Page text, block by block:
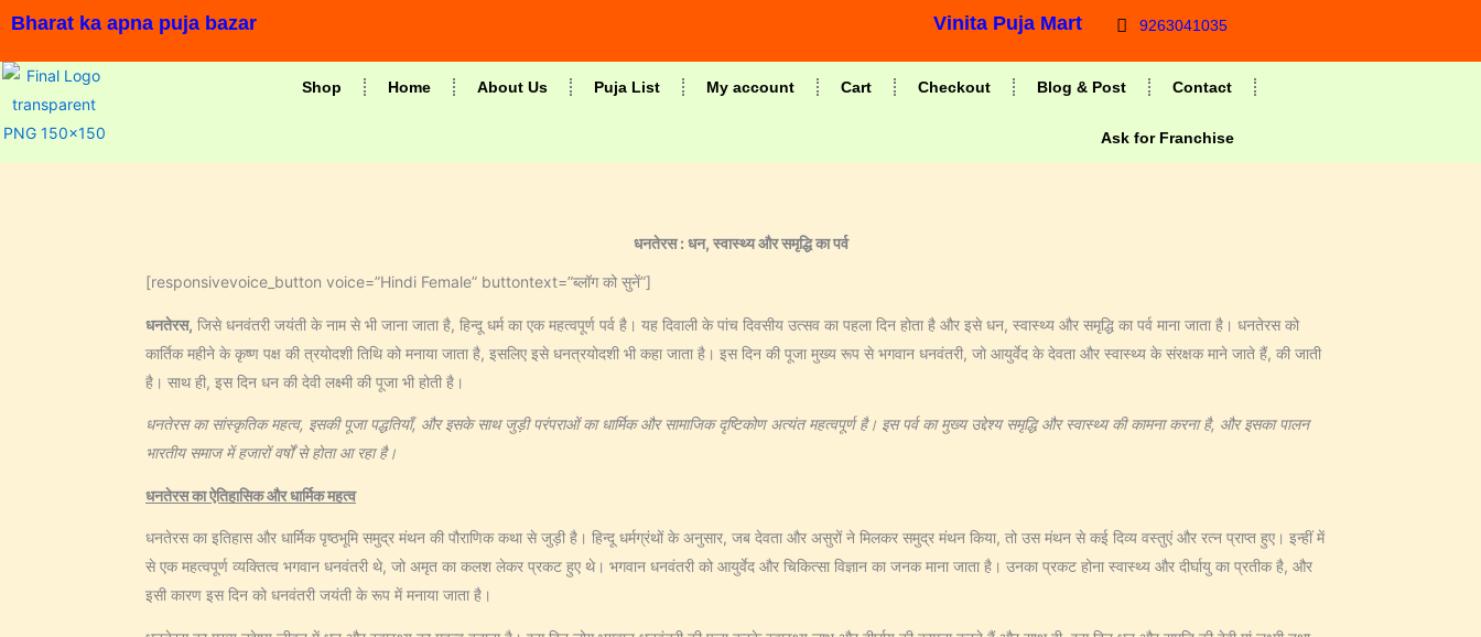
Skip
content
Bharat ka apna puja bazar Vinita Puja Mart 9263041035
Shop Home About Us Puja List My account Cart Checkout Blog & Post Contact
Ask for Franchise
धनतेरस : धन, स्‍वास्‍थ्‍य और समृद्धि का पर्व
[responsivevoice_button voice=”Hindi Female” buttontext=”ब्‍लॉग को सुनें”]
धनतेरस, जिसे धनवंतरी जयंती के नाम से भी जाना जाता है, हिन्दू धर्म का एक महत्वपूर्ण पर्व है। यह दिवाली के पांच दिवसीय उत्सव का पहला दिन होता है और इसे धन, स्‍वास्‍थ्‍य और समृद्धि का पर्व माना जाता है। धनतेरस को
कार्तिक महीने के कृष्ण पक्ष की त्रयोदशी तिथि को मनाया जाता है, इसलिए इसे धनत्रयोदशी भी कहा जाता है। इस दिन की पूजा मुख्य रूप से भगवान धनवंतरी, जो आयुर्वेद के देवता और स्वास्थ्य के संरक्षक माने जाते हैं, की जाती
है। साथ ही, इस दिन धन की देवी लक्ष्मी की पूजा भी होती है।
धनतेरस का सांस्कृतिक महत्व, इसकी पूजा पद्धतियाँ, और इसके साथ जुड़ी परंपराओं का धार्मिक और सामाजिक दृष्टिकोण अत्यंत महत्वपूर्ण है। इस पर्व का मुख्य उद्देश्य समृद्धि और स्वास्थ्य की कामना करना है, और इसका पालन
भारतीय समाज में हजारों वर्षों से होता आ रहा है।
धनतेरस का ऐतिहासिक और धार्मिक महत्व
धनतेरस का इतिहास और धार्मिक पृष्ठभूमि समुद्र मंथन की पौराणिक कथा से जुड़ी है। हिन्दू धर्मग्रंथों के अनुसार, जब देवता और असुरों ने मिलकर समुद्र मंथन किया, तो उस मंथन से कई दिव्य वस्तुएं और रत्न प्राप्त हुए। इन्हीं में
से एक महत्वपूर्ण व्यक्तित्व भगवान धनवंतरी थे, जो अमृत का कलश लेकर प्रकट हुए थे। भगवान धनवंतरी को आयुर्वेद और चिकित्सा विज्ञान का जनक माना जाता है। उनका प्रकट होना स्वास्थ्य और दीर्घायु का प्रतीक है, और
इसी कारण इस दिन को धनवंतरी जयंती के रूप में मनाया जाता है।